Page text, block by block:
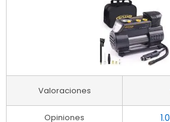
Valoraciones
Opiniones